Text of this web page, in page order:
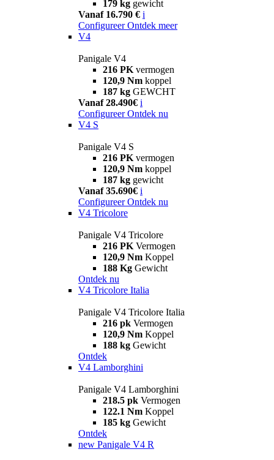
179 kg gewicht
Vanaf 16.790 € i
Configureer Ontdek meer
V4
Panigale V4
216 PK vermogen
120,9 Nm koppel
187 kg GEWCHT
Vanaf 28.490€ i
Configureer Ontdek nu
V4 S
Panigale V4 S
216 PK vermogen
120,9 Nm koppel
187 kg gewicht
Vanaf 35.690€ i
Configureer Ontdek nu
V4 Tricolore
Panigale V4 Tricolore
216 PK Vermogen
120,9 Nm Koppel
188 Kg Gewicht
Ontdek nu
V4 Tricolore Italia
Panigale V4 Tricolore Italia
216 pk Vermogen
120,9 Nm Koppel
188 kg Gewicht
Ontdek
V4 Lamborghini
Panigale V4 Lamborghini
218.5 pk Vermogen
122.1 Nm Koppel
185 kg Gewicht
Ontdek
new Panigale V4 R